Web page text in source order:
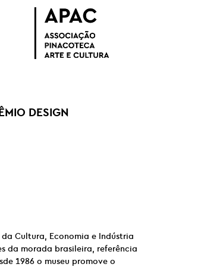
DESIGN
Cultura, Economia e Indústria
da morada brasileira, referência
1986 o museu promove o